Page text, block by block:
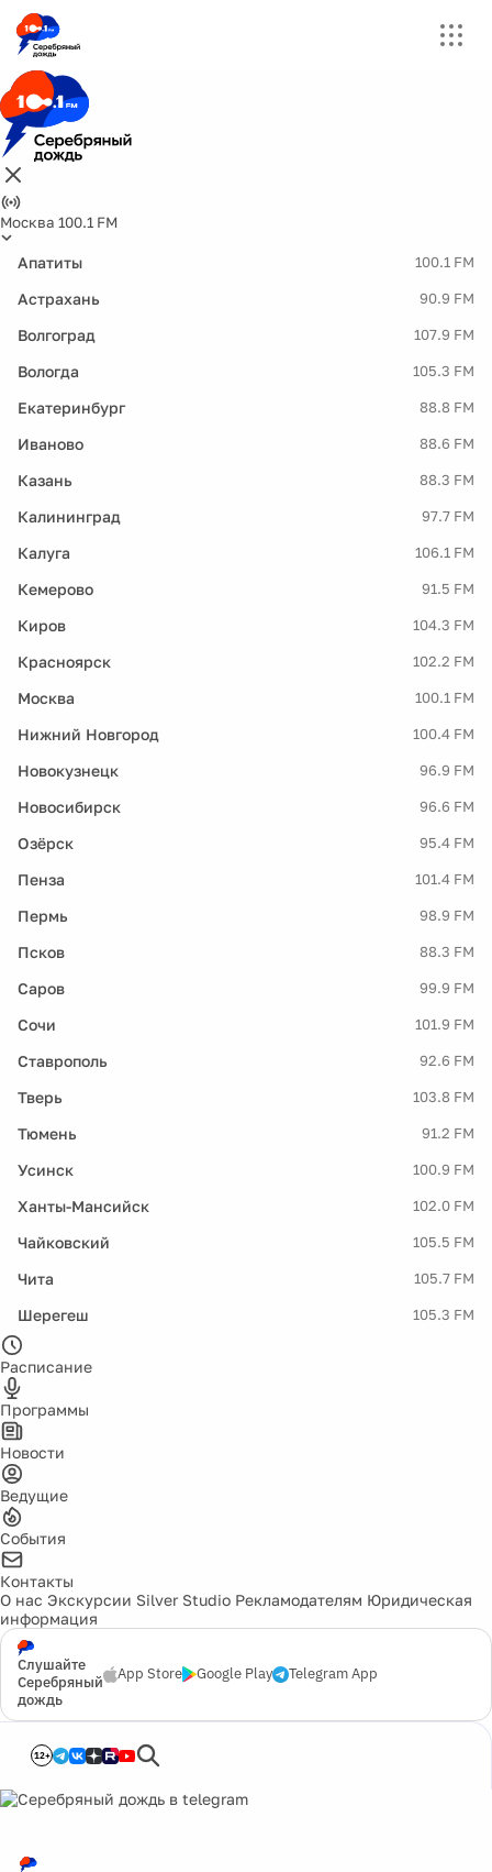
Москва 100.1 FM
Апатиты 100.1 FM
Астрахань 90.9 FM
Волгоград 107.9 FM
Вологда 105.3 FM
Екатеринбург 88.8 FM
Иваново 88.6 FM
Казань 88.3 FM
Калининград 97.7 FM
Калуга 106.1 FM
Кемерово 91.5 FM
Киров 104.3 FM
Красноярск 102.2 FM
Москва 100.1 FM
Нижний Новгород 100.4 FM
Новокузнецк 96.9 FM
Новосибирск 96.6 FM
Озёрск 95.4 FM
Пенза 101.4 FM
Пермь 98.9 FM
Псков 88.3 FM
Саров 99.9 FM
Сочи 101.9 FM
Ставрополь 92.6 FM
Тверь 103.8 FM
Тюмень 91.2 FM
Усинск 100.9 FM
Ханты-Мансийск 102.0 FM
Чайковский 105.5 FM
Чита 105.7 FM
Шерегеш 105.3 FM
Расписание
Программы
Новости
Ведущие
События
Контакты
О нас Экскурсии Silver Studio Рекламодателям Юридическая
информация
Слушайте
Серебряный
дождь
App Store Google Play Telegram App
12+